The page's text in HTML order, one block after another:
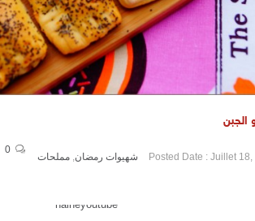
الجبن
Posted Date : Juillet 18, شهيوات رمضان, مملحات
0